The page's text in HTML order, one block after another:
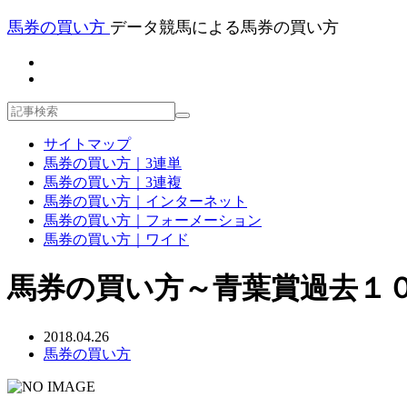
馬券の買い方 データ競馬による馬券の買い方
サイトマップ
馬券の買い方｜3連単
馬券の買い方｜3連複
馬券の買い方｜インターネット
馬券の買い方｜フォーメーション
馬券の買い方｜ワイド
馬券の買い方～青葉賞過去１
2018.04.26
馬券の買い方